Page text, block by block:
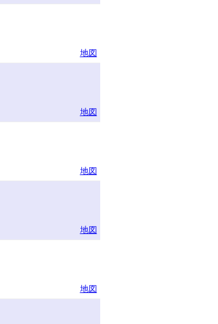
地図
地図
地図
地図
地図